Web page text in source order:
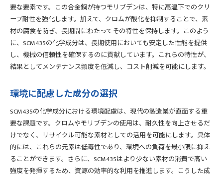
要な要素です。この合金鋼が持つモリブデンは、特に高温下でのクリ
ープ耐性を強化します。加えて、クロムが酸化を抑制することで、素
材の腐食を防ぎ、長期間にわたってその特性を保持します。このよう
に、SCM435の化学成分は、長期使用においても安定した性能を提供
し、機械の信頼性を確保するのに貢献しています。これらの特性が、
結果としてメンテナンス頻度を低減し、コスト削減を可能にします。
環境に配慮した成分の選択
SCM435の化学成分における環境配慮は、現代の製造業が直面する重
要な課題です。クロムやモリブデンの使用は、耐久性を向上させるだ
けでなく、リサイクル可能な素材としての活用を可能にします。具体
的には、これらの元素は低毒性であり、環境への負荷を最小限に抑え
ることができます。さらに、SCM435はより少ない素材の消費で高い
強度を発揮するため、資源の効率的な利用を推進します。こうした成